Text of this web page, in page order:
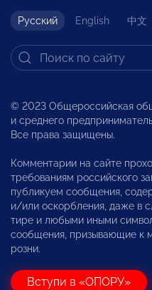
Русский English 中文
© 2023 Общероссийская
и среднего
Все права защищены.
Комментарии на сайте
требованиям российского
публикуем сообщения,
и/или оскорбления, даже в
тире и любыми иными
сообщения, призывающие к
розни.
Вступи в «ОПОРУ»